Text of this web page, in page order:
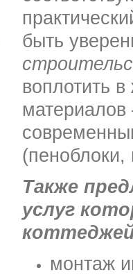
быть
воплотить
материалов
(пеноблоки,
Также
услуг
монтаж